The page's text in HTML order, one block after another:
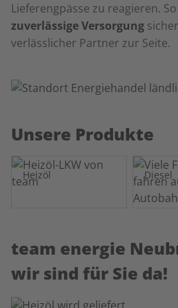
Lieferengpässe zu reagieren.
zuverlässige Versorgung
verlässlicher Partner zur Seite.
Unsere Produkte
Heizöl Diesel
team energie
wir sind für Sie da!